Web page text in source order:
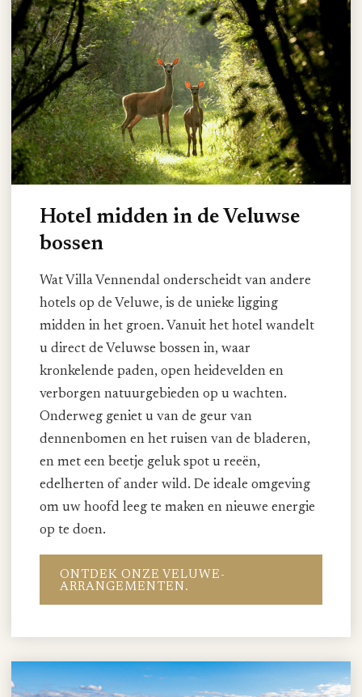
Hotel midden in de Veluwse
bossen
Wat Villa Vennendal onderscheidt van andere
hotels op de Veluwe, is de unieke ligging
midden in het groen. Vanuit het hotel wandelt
u direct de Veluwse bossen in, waar
kronkelende paden, open heidevelden en
verborgen natuurgebieden op u wachten.
Onderweg geniet u van de geur van
dennenbomen en het ruisen van de bladeren,
en met een beetje geluk spot u reeën,
edelherten of ander wild. De ideale omgeving
om uw hoofd leeg te maken en nieuwe energie
op te doen.
ONTDEK ONZE VELUWE-
ARRANGEMENTEN.